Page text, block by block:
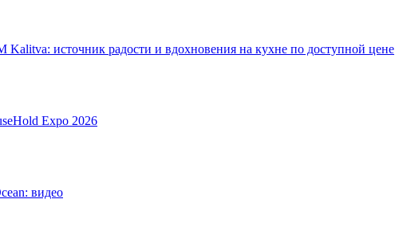
источник радости и вдохновения на кухне по доступной цене
Expo 2026
видео